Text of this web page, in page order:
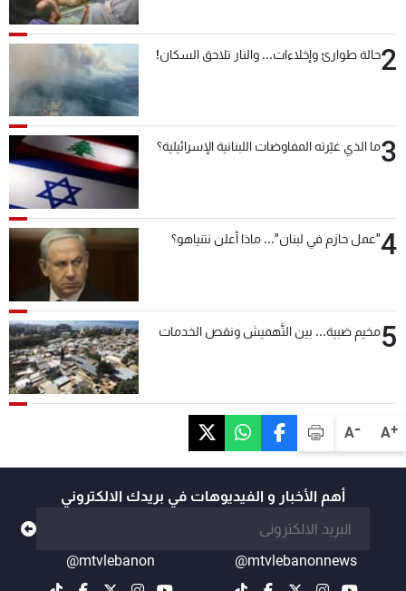
A+
A-
2حالة طوارئ وإخلاءات... والنار تلاحق السكان!
3ما الذي غيّرته المفاوضات اللبنانية الإسرائيلية؟
4"عمل حازم في لبنان"... ماذا أعلن نتنياهو؟
5مخيم ضبية... بين التَّهميش ونقص الخدمات
أهم الأخبار و الفيديوهات في بريدك الالكتروني
@mtvlebanonnews
@mtvlebanon